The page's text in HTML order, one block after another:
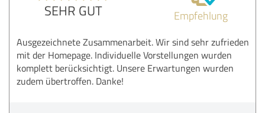
SEHR GUT Empfehlung
Ausgezeichnete Zusammenarbeit. Wir sind sehr zufrieden
mit der Homepage. Individuelle Vorstellungen wurden
komplett berücksichtigt. Unsere Erwartungen wurden
zudem übertroffen. Danke!